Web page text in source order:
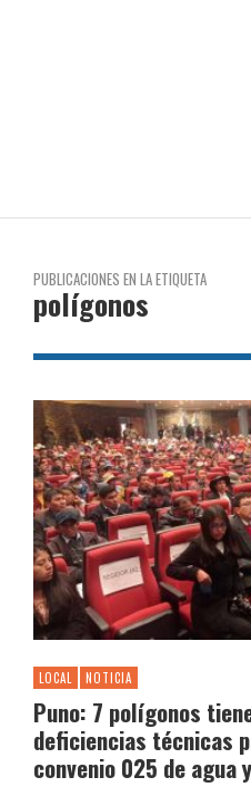
PUBLICACIONES EN LA ETIQUETA
polígonos
LOCAL NOTICIA
Puno: 7 polígonos
deficiencias técnicas
convenio 025 de agua